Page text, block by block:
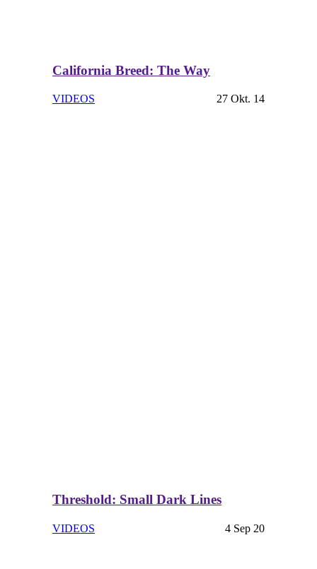
California Breed: The Way
VIDEOS 27 Okt. 14
Threshold: Small Dark Lines
VIDEOS 4 Sep 20